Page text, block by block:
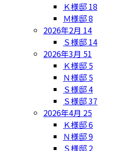
Ｋ様邸 18
Ｍ様邸8
2026年2月 14
Ｓ様邸 14
2026年3月 51
Ｋ様邸 5
Ｎ様邸 5
Ｓ様邸4
Ｓ様邸37
2026年4月 25
Ｋ様邸6
Ｎ様邸9
Ｓ様邸 2